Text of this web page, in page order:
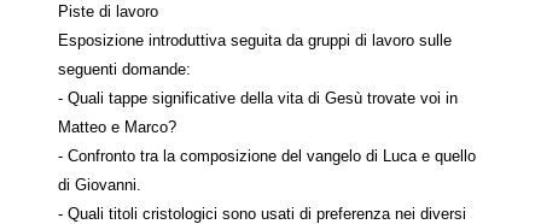
Piste di lavoro
Esposizione introduttiva seguita da gruppi di lavoro sulle
seguenti domande:
- Quali tappe significative della vita di Gesù trovate voi in
Matteo e Marco?
- Confronto tra la composizione del vangelo di Luca e quello
di Giovanni.
- Quali titoli cristologici sono usati di preferenza nei diversi